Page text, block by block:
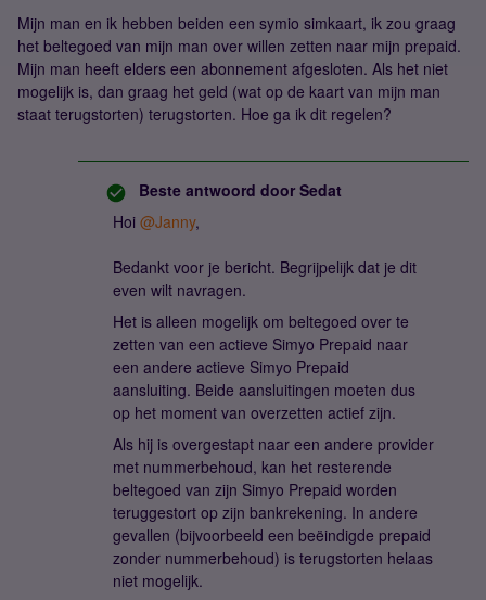
Mijn man en ik hebben beiden een symio simkaart, ik zou graag
het beltegoed van mijn man over willen zetten naar mijn prepaid.
Mijn man heeft elders een abonnement afgesloten. Als het niet
mogelijk is, dan graag het geld (wat op de kaart van mijn man
staat terugstorten) terugstorten. Hoe ga ik dit regelen?
Beste antwoord door Sedat
Hoi ​ @Janny,
Bedankt voor je bericht. Begrijpelijk dat je dit
even wilt navragen.
Het is alleen mogelijk om beltegoed over te
zetten van een actieve Simyo Prepaid naar
een andere actieve Simyo Prepaid
aansluiting. Beide aansluitingen moeten dus
op het moment van overzetten actief zijn.
Als hij is overgestapt naar een andere provider
met nummerbehoud, kan het resterende
beltegoed van zijn Simyo Prepaid worden
teruggestort op zijn bankrekening. In andere
gevallen (bijvoorbeeld een beëindigde prepaid
zonder nummerbehoud) is terugstorten helaas
niet mogelijk.